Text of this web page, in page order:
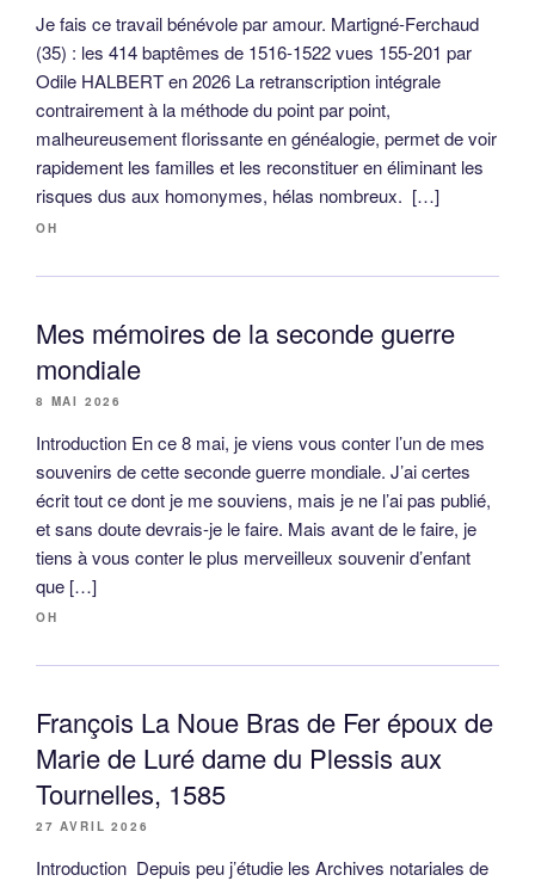
Je fais ce travail bénévole par amour. Martigné-Ferchaud
(35) : les 414 baptêmes de 1516-1522 vues 155-201 par
Odile HALBERT en 2026 La retranscription intégrale
contrairement à la méthode du point par point,
malheureusement florissante en généalogie, permet de voir
rapidement les familles et les reconstituer en éliminant les
risques dus aux homonymes, hélas nombreux. […]
OH
Mes mémoires de la seconde guerre
mondiale
8 MAI 2026
Introduction En ce 8 mai, je viens vous conter l’un de mes
souvenirs de cette seconde guerre mondiale. J’ai certes
écrit tout ce dont je me souviens, mais je ne l’ai pas publié,
et sans doute devrais-je le faire. Mais avant de le faire, je
tiens à vous conter le plus merveilleux souvenir d’enfant
que […]
OH
François La Noue Bras de Fer époux de
Marie de Luré dame du Plessis aux
Tournelles, 1585
27 AVRIL 2026
Introduction Depuis peu j’étudie les Archives notariales de